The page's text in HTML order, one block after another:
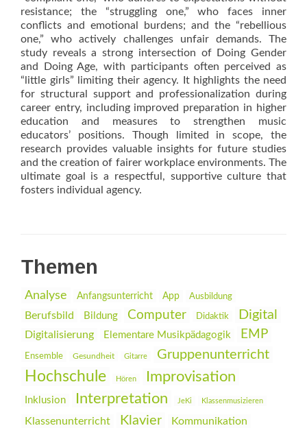
resistance; the “struggling one,” who faces inner
conflicts and emotional burdens; and the “rebellious
one,” who actively challenges unfair demands. The
study reveals a strong intersection of Doing Gender
and Doing Age, with participants often perceived as
“little girls” limiting their agency. It highlights the need
for structural support and professionalization during
career entry, including improved preparation in higher
education and measures to strengthen music
educators’ positions. Though limited in scope, the
research provides valuable insights for future studies
and the creation of fairer workplace environments. The
ultimate goal is a respectful, supportive culture that
fosters individual agency.
Themen
Analyse Anfangsunterricht App Ausbildung
Berufsbild Bildung Computer Didaktik Digital
Digitalisierung Elementare Musikpädagogik EMP
Ensemble Gesundheit Gitarre Gruppenunterricht
Hochschule Hören Improvisation
Inklusion Interpretation JeKi Klassenmusizieren
Klassenunterricht Klavier Kommunikation